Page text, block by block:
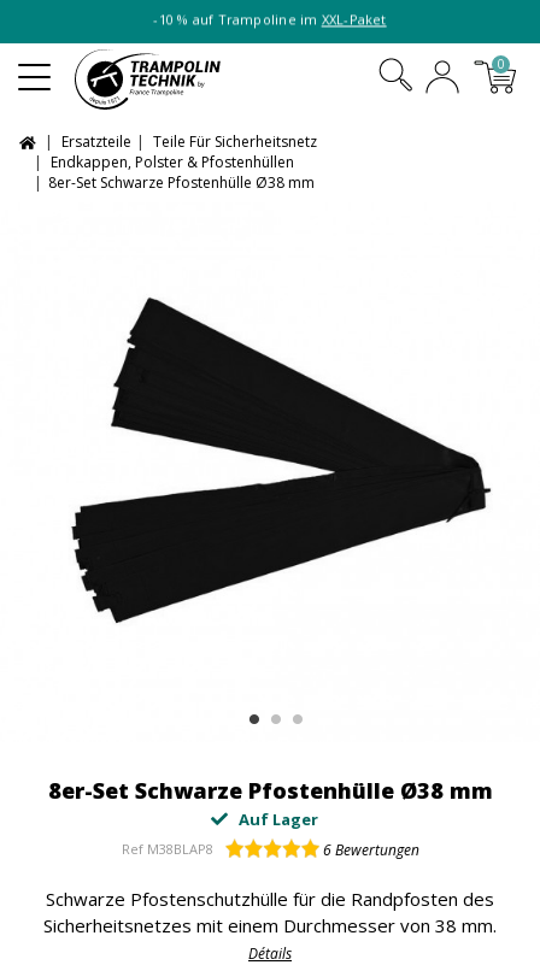
-10 % auf Trampoline imXXL-Paket
0
Ersatzteile
Teile Für Sicherheitsnetz
Endkappen, Polster & Pfostenhüllen
8er-Set Schwarze Pfostenhülle Ø38 mm
8er-Set Schwarze Pfostenhülle Ø38 mm
Auf Lager
Ref M38BLAP8 6Bewertungen
Schwarze Pfostenschutzhülle für die Randpfosten des
Sicherheitsnetzes mit einem Durchmesser von 38 mm.
Détails